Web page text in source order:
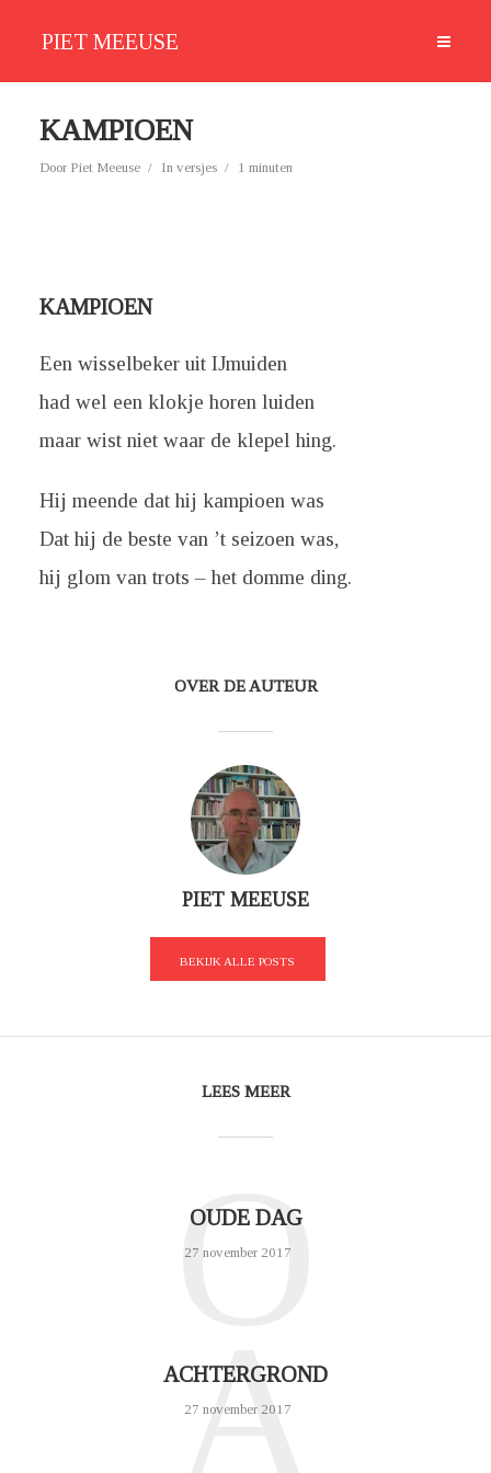
PIET MEEUSE
KAMPIOEN
Door Piet Meeuse In versjes 1 minuten
KAMPIOEN
Een wisselbeker uit IJmuiden
had wel een klokje horen luiden
maar wist niet waar de klepel hing.
Hij meende dat hij kampioen was
Dat hij de beste van ’t seizoen was,
hij glom van trots – het domme ding.
OVER DE AUTEUR
PIET MEEUSE
BEKIJK ALLE POSTS
LEES MEER
OUDE DAG
27 november 2017
O
ACHTERGROND
27 november 2017
A